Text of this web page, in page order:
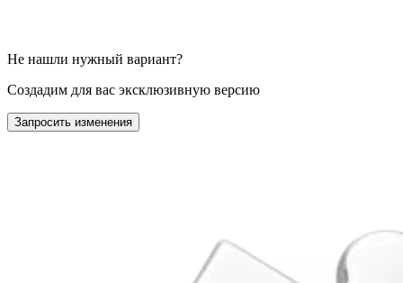
Не нашли нужный вариант?
Создадим для вас эксклюзивную версию
Запросить изменения